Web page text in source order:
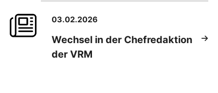
03.02.2026
Wechsel in der Chefredaktion
der VRM